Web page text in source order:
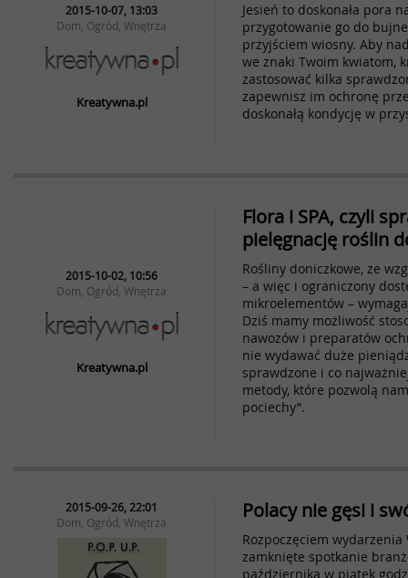
2015-10-07, 13:03
Dom, Ogród, Wnętrza
Kreatywna.pl
Jesień to doskonała pora
przygotowanie go do
przyjściem wiosny. Aby
we znaki Twoim kwiatom,
zastosować kilka
zapewnisz im ochronę
doskonałą kondycję w
2015-10-02, 10:56
Dom, Ogród, Wnętrza
Kreatywna.pl
Flora i SPA, czyli
pielęgnację roślin
Rośliny doniczkowe, ze
– a więc i ograniczony
mikroelementów –
Dziś mamy możliwość
nawozów i preparatów
nie wydawać duże
sprawdzone i co
metody, które pozwolą
pociechy”.
2015-09-26, 22:01
Dom, Ogród, Wnętrza
Polacy nie gęsi i
Rozpoczęciem
zamknięte spotkanie
października w piątek